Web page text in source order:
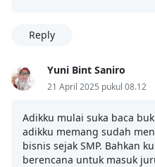
Reply
Yuni Bint Saniro
21 April 2025 pukul 08.12
Adikku mulai suka baca
adikku memang sudah
bisnis sejak SMP. Bahkan
berencana untuk masuk